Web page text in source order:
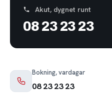
Akut, dygnet runt
08 23 23 23
Bokning, vardagar
08 23 23 23